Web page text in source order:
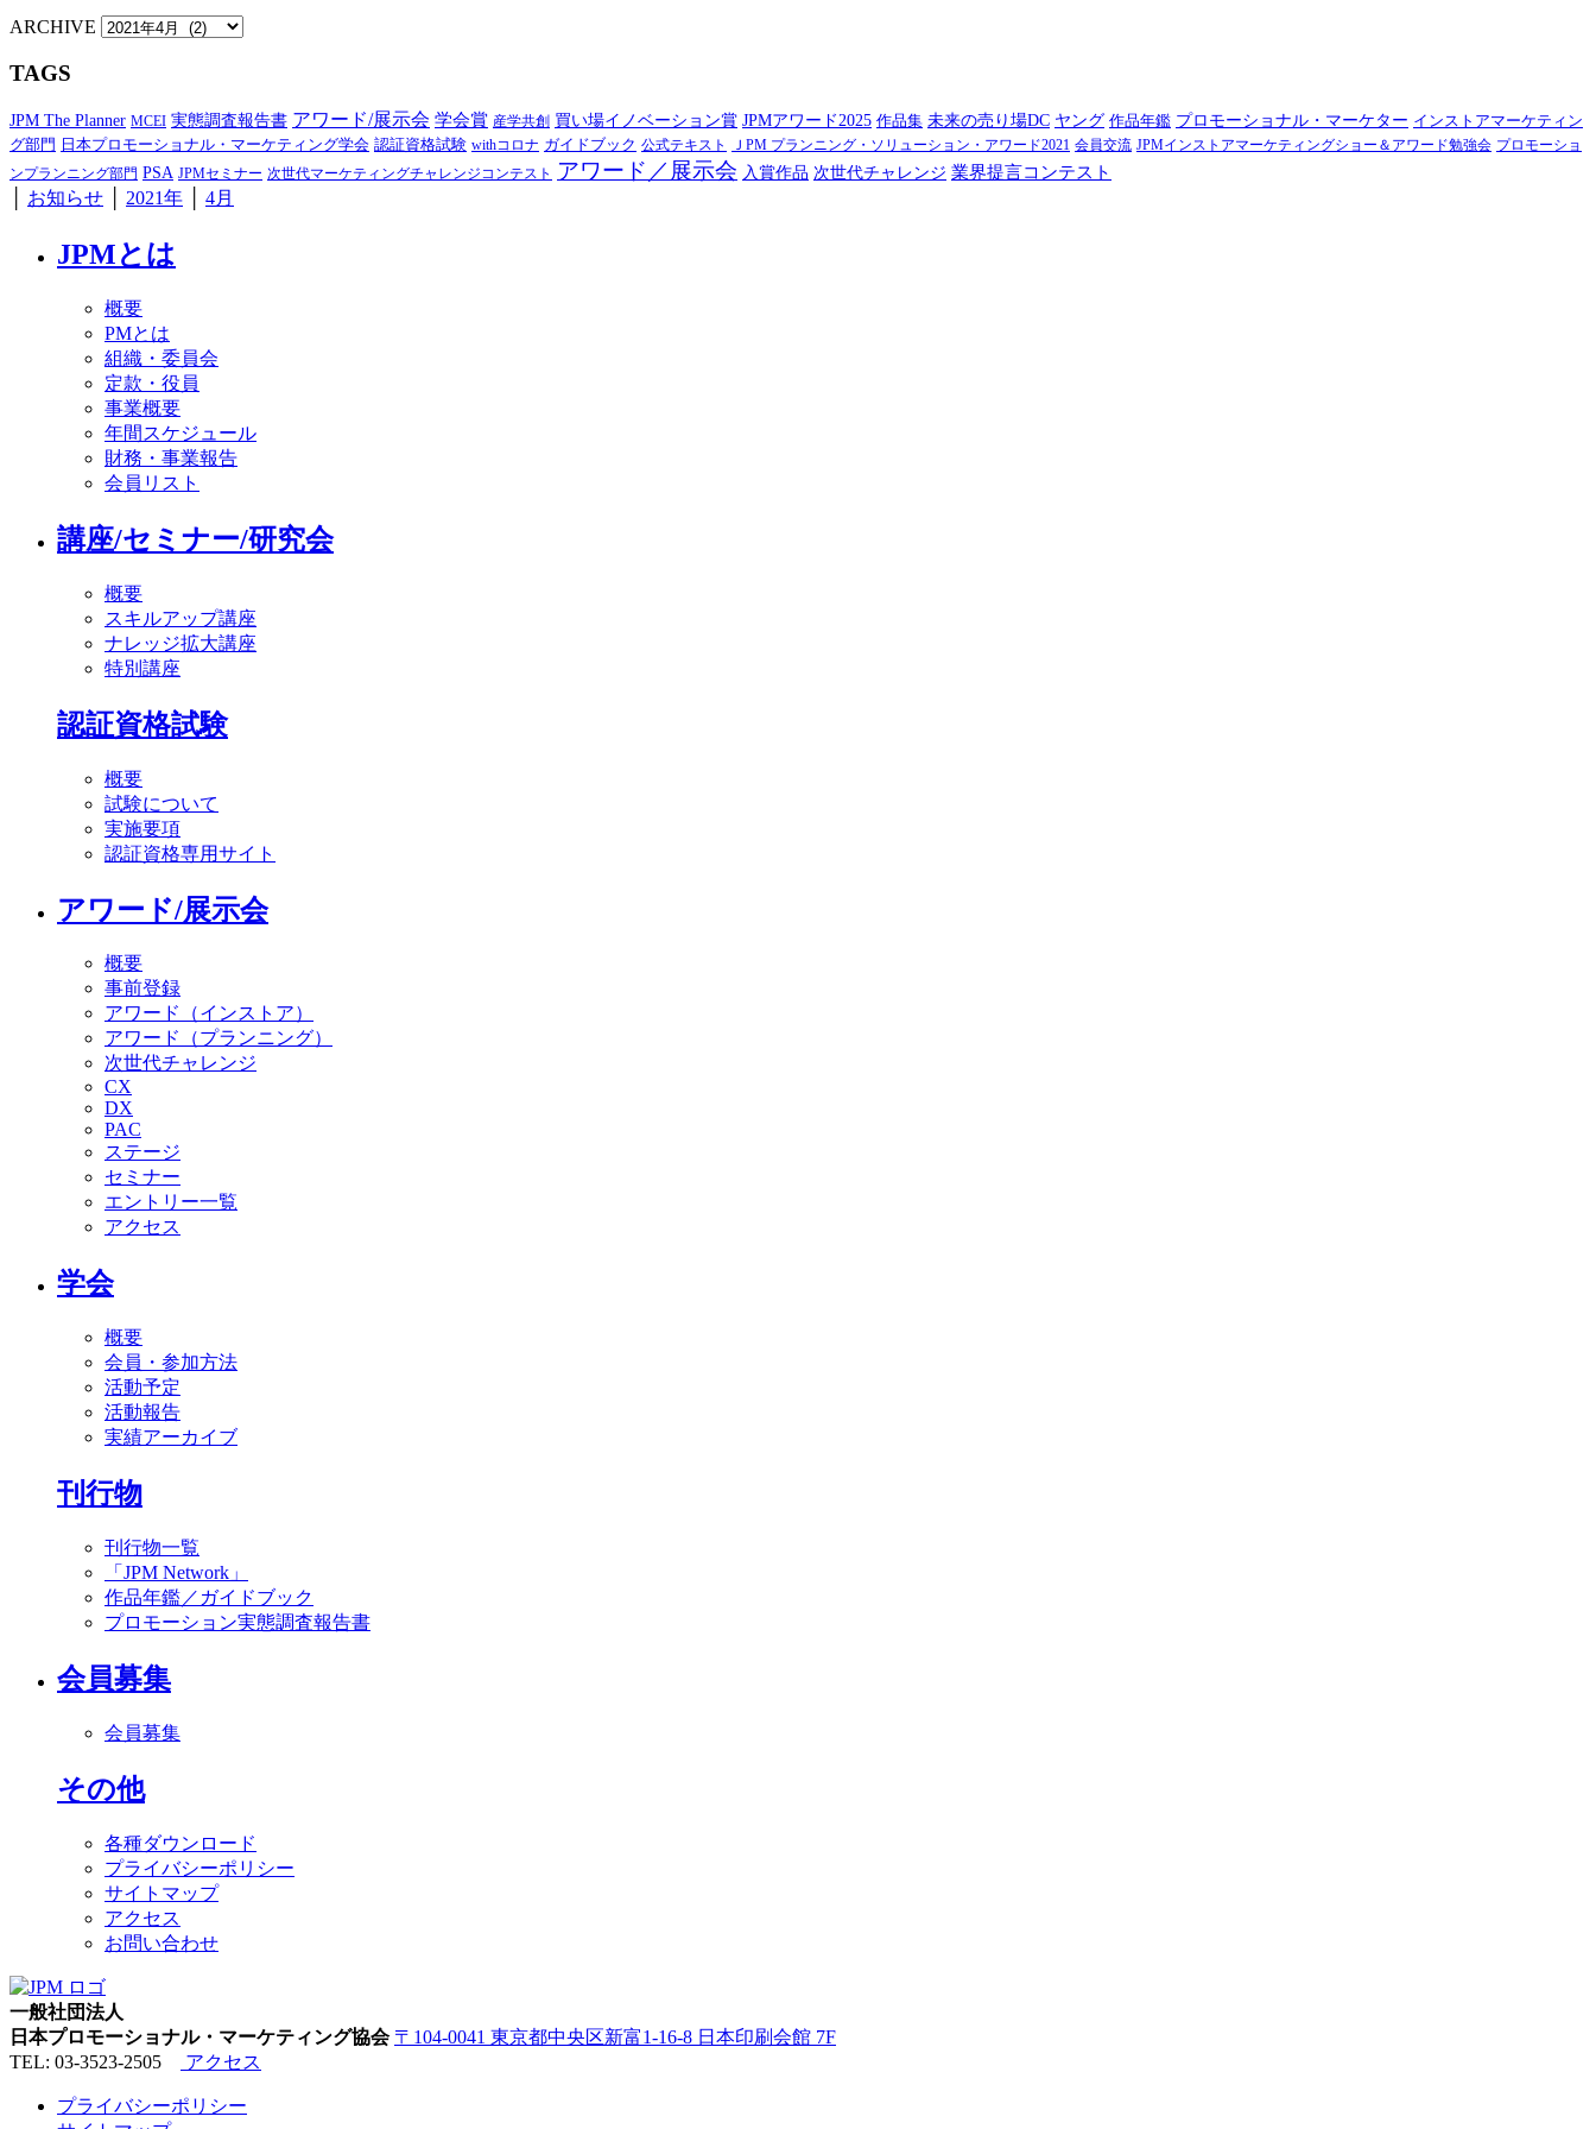
ARCHIVE
TAGS
JPM The Planner MCEI 実態調査報告書 アワード/展示会 学会賞 産学共創 買い場イノベーション賞 JPMアワード2025 作品集 未来の売り場DC ヤング 作品年鑑 プロモーショナル・マーケター インストアマーケティン
グ部門 日本プロモーショナル・マーケティング学会 認証資格試験 withコロナ ガイドブック 公式テキスト ＪPM プランニング・ソリューション・アワード2021 会員交流 JPMインストアマーケティングショー＆アワード勉強会 プロモーショ
ンプランニング部門 PSA JPMセミナー 次世代マーケティングチャレンジコンテスト アワード／展示会 入賞作品 次世代チャレンジ 業界提言コンテスト
お知らせ 2021年 4月
JPMとは
概要
PMとは
組織・委員会
定款・役員
事業概要
年間スケジュール
財務・事業報告
会員リスト
講座/セミナー/研究会
概要
スキルアップ講座
ナレッジ拡大講座
特別講座
認証資格試験
概要
試験について
実施要項
認証資格専用サイト
アワード/展示会
概要
事前登録
アワード（インストア）
アワード（プランニング）
次世代チャレンジ
CX
DX
PAC
ステージ
セミナー
エントリー一覧
アクセス
学会
概要
会員・参加方法
活動予定
活動報告
実績アーカイブ
刊行物
刊行物一覧
「JPM Network」
作品年鑑／ガイドブック
プロモーション実態調査報告書
会員募集
会員募集
その他
各種ダウンロード
プライバシーポリシー
サイトマップ
アクセス
お問い合わせ
一般社団法人
日本プロモーショナル・マーケティング協会 〒104-0041 東京都中央区新富1-16-8 日本印刷会館 7F
TEL: 03-3523-2505
アクセス
プライバシーポリシー